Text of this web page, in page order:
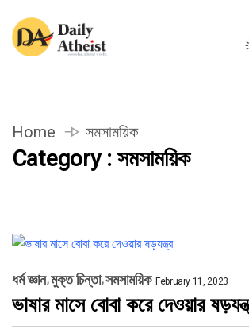
Home সমসাময়িক
Category : সমসাময়িক
ধর্ম জ্ঞান মুক্ত চিন্তা সমসাময়িক February 11, 2023
ভাষার মাসে বোবা করে দেওয়ার